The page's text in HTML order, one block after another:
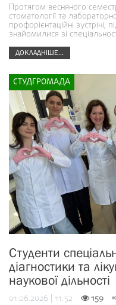
Протягом весняного
стоматології та
профорієнтаційні зустрічі,
знайомилися зі
ДОКЛАДНІШЕ...
СТУДГРОМАДА
Студенти
діагностики та
наукової дільності
01.06.2026 | 11:52 159